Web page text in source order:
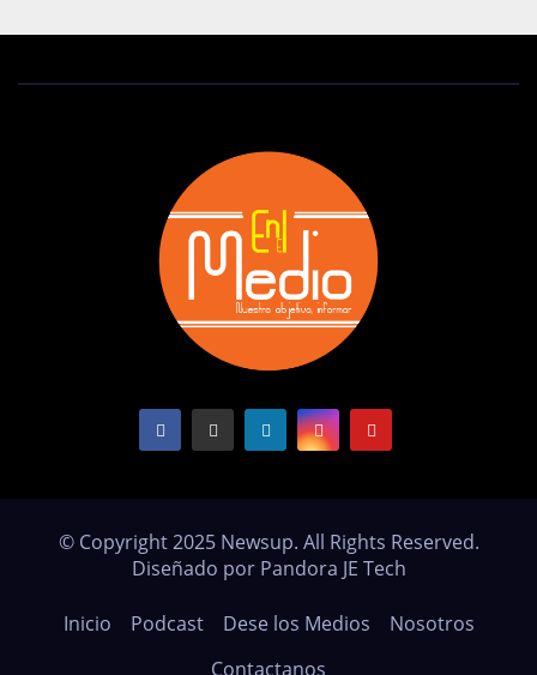
© Copyright 2025 Newsup. All Rights Reserved.
Diseñado por Pandora JE Tech
Inicio Podcast Dese los Medios
Nosotros
Contactanos